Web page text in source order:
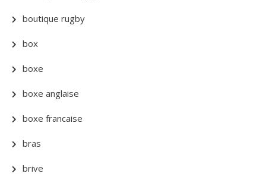
boutique rugby
box
boxe
boxe anglaise
boxe francaise
bras
brive